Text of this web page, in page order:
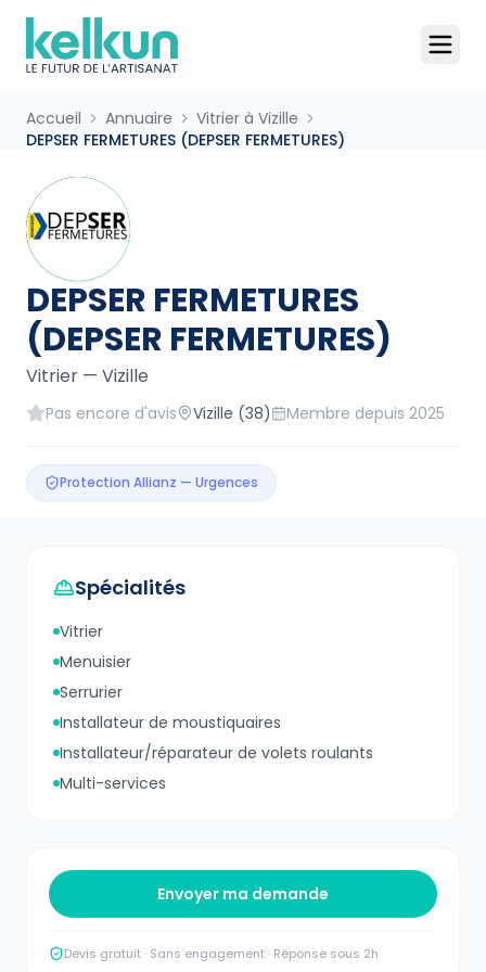
Accueil Annuaire
Vitrier à Vizille
DEPSER FERMETURES (DEPSER FERMETURES)
DEPSER FERMETURES
(DEPSER FERMETURES)
Vitrier — Vizille
Pas encore d'avis Vizille (38) Membre depuis 2025
Protection Allianz — Urgences
Spécialités
Vitrier
Menuisier
Serrurier
Installateur de moustiquaires
Installateur/réparateur de volets roulants
Multi-services
Envoyer ma demande
Devis gratuit · Sans engagement · Réponse sous 2h